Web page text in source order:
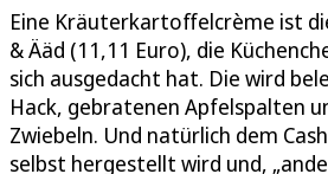
Eine Kräuterkartoffelcrème ist
& Ääd (11,11 Euro), die
sich ausgedacht hat. Die wird
Hack, gebratenen Apfelspalten
Zwiebeln. Und natürlich dem
selbst hergestellt wird und,